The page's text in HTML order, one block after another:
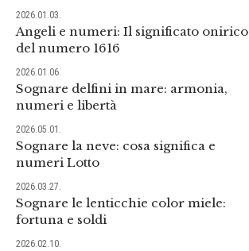
2026.01.03.
Angeli e numeri: Il significato onirico
del numero 1616
2026.01.06.
Sognare delfini in mare: armonia,
numeri e libertà
2026.05.01.
Sognare la neve: cosa significa e
numeri Lotto
2026.03.27.
Sognare le lenticchie color miele:
fortuna e soldi
2026.02.10.